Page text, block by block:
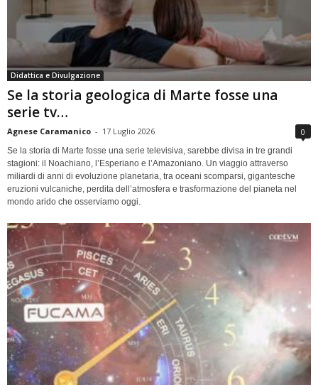
Didattica e Divulgazione
Se la storia geologica di Marte fosse una
serie tv…
Agnese Caramanico - 17 Luglio 2026 0
Se la storia di Marte fosse una serie televisiva, sarebbe divisa in tre grandi
stagioni: il Noachiano, l’Esperiano e l’Amazoniano. Un viaggio attraverso
miliardi di anni di evoluzione planetaria, tra oceani scomparsi, gigantesche
eruzioni vulcaniche, perdita dell’atmosfera e trasformazione del pianeta nel
mondo arido che osserviamo oggi.